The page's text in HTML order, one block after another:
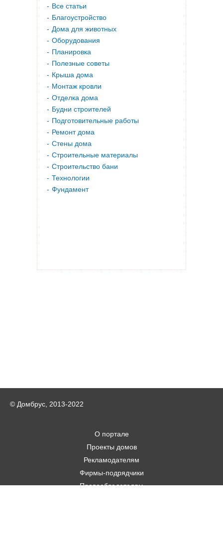
Все статьи
Благоустройство
Дома для животных
Оборудования
Планировка
Полезные советы
Крыша дома
Монтаж кровли
Отделка дома
Будни строителей
Подготовительные работы
Ремонт дома
Стены дома
Строительные материалы
Строительство бани
Технологии
Фундамент
© Домбрус, 2013-2022
О портале
Проекты домов
Рекламодателям
Фирмы-подрядчики
Правообладателям